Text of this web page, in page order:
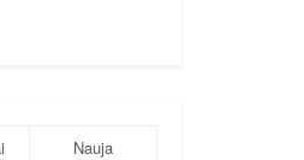
Nauja